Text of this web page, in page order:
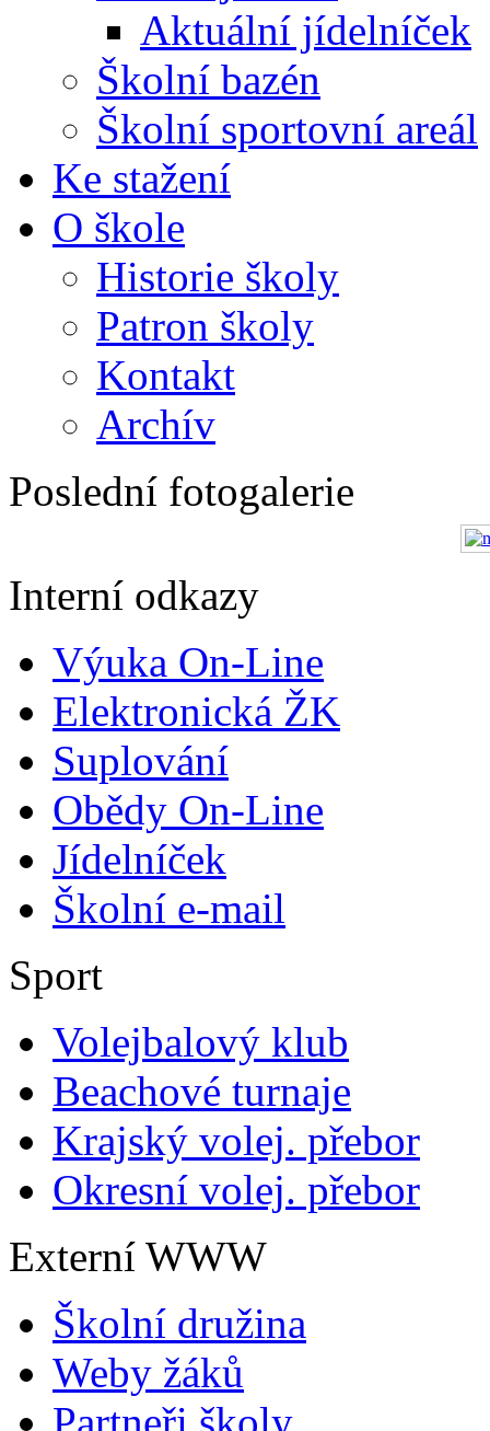
Aktuální jídelníček
Školní bazén
Školní sportovní areál
Ke stažení
O škole
Historie školy
Patron školy
Kontakt
Archív
Poslední fotogalerie
Interní odkazy
Výuka On-Line
Elektronická ŽK
Suplování
Obědy On-Line
Jídelníček
Školní e-mail
Sport
Volejbalový klub
Beachové turnaje
Krajský volej. přebor
Okresní volej. přebor
Externí WWW
Školní družina
Weby žáků
Partneři školy